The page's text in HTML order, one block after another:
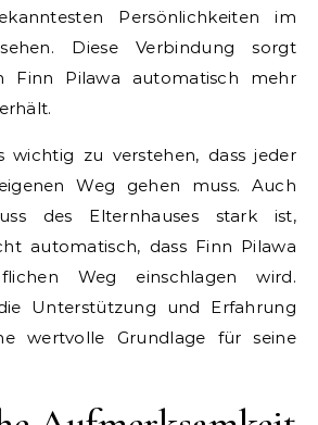
Persönlichkeiten im
Diese Verbindung sorgt
Finn Pilawa automatisch mehr
wichtig zu verstehen, dass jeder
Weg gehen muss. Auch
des Elternhauses stark ist,
automatisch, dass Finn Pilawa
Weg einschlagen wird.
Unterstützung und Erfahrung
wertvolle Grundlage für seine